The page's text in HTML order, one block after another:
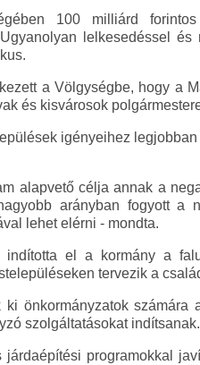
100 milliárd
lelkesedéssel
a Völgységbe, hogy a
és kisvárosok
igényeihez
alapvető célja annak a
arányban fogyott
lehet elérni - mondta.
indította el a kormány a
tervezik a
ki önkormányzatok
szolgáltatásokat indítsanak.
járdaépítési programokkal